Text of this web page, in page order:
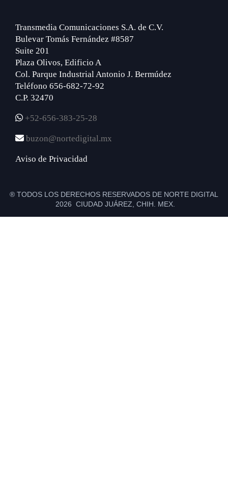
Transmedia Comunicaciones S.A. de C.V.
Bulevar Tomás Fernández #8587
Suite 201
Plaza Olivos, Edificio A
Col. Parque Industrial Antonio J. Bermúdez
Teléfono 656-682-72-92
C.P. 32470
+52-656-383-25-28
buzon@nortedigital.mx
Aviso de Privacidad
® TODOS LOS DERECHOS RESERVADOS DE NORTE DIGITAL
2026 CIUDAD JUÁREZ, CHIH. MEX.